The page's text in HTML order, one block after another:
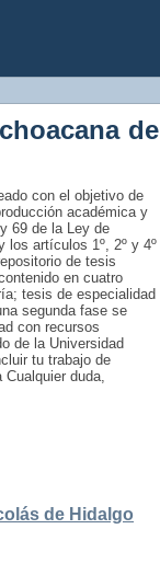
de
con el objetivo de
académica y
69 de la Ley de
los artículos 1º, 2º y 4º
de tesis
en cuatro
tesis de especialidad
segunda fase se
con recursos
de la Universidad
tu trabajo de
duda,
de Hidalgo